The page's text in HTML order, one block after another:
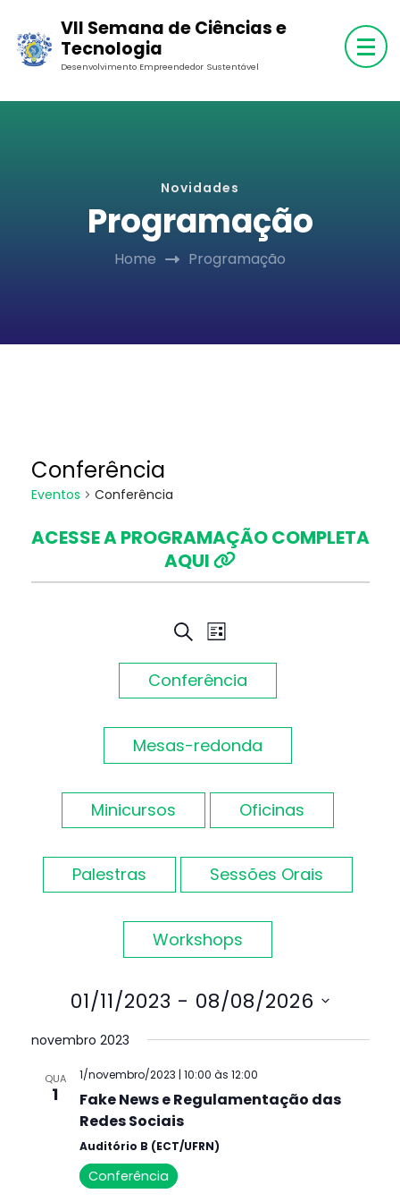
content
(Press
VII Semana de Ciências e
Tecnologia
Desenvolvimento Empreendedor Sustentável
Novidades
Programação
Home Programação
Conferência
Eventos Conferência
ACESSE A PROGRAMAÇÃO COMPLETA
AQUI
Pesquisa
e
navegação
de
visuais
de
Eventos
PROCURARNavegação
do
visual
Evento
LISTA
Conferência
Mesas-redonda
Minicursos Oficinas
Palestras Sessões Orais
Workshops
01/11/2023 - 08/08/2026
data.
novembro 2023
QUA
1
1/novembro/2023 | 10:00 às 12:00
Fake News e Regulamentação das
Redes Sociais
Auditório B (ECT/UFRN)
Conferência